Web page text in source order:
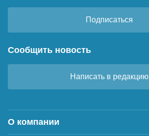
Подписаться
Сообщить новость
Написать в редакцию
О компании